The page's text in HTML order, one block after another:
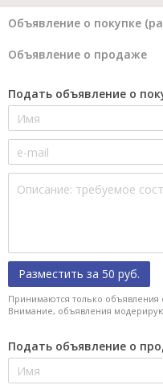
Объявление о покупке
Объявление о продаже
Подать объявление о
Разместить за 50 руб.
Принимаются только объявления
Внимание, объявления
Подать объявление о